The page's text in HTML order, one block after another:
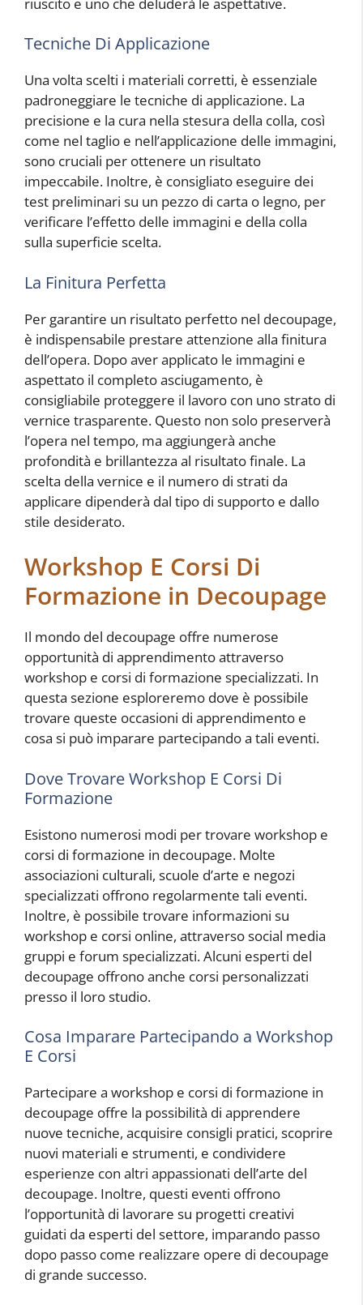
Tecniche Di Applicazione
Una volta scelti i materiali corretti, è essenziale
padroneggiare le tecniche di applicazione. La
precisione e la cura nella stesura della colla, così
come nel taglio e nell’applicazione delle immagini,
sono cruciali per ottenere un risultato
impeccabile. Inoltre, è consigliato eseguire dei
test preliminari su un pezzo di carta o legno, per
verificare l’effetto delle immagini e della colla
sulla superficie scelta.
La Finitura Perfetta
Per garantire un risultato perfetto nel decoupage,
è indispensabile prestare attenzione alla finitura
dell’opera. Dopo aver applicato le immagini e
aspettato il completo asciugamento, è
consigliabile proteggere il lavoro con uno strato di
vernice trasparente. Questo non solo preserverà
l’opera nel tempo, ma aggiungerà anche
profondità e brillantezza al risultato finale. La
scelta della vernice e il numero di strati da
applicare dipenderà dal tipo di supporto e dallo
stile desiderato.
Workshop E Corsi Di
Formazione in Decoupage
Il mondo del decoupage offre numerose
opportunità di apprendimento attraverso
workshop e corsi di formazione specializzati. In
questa sezione esploreremo dove è possibile
trovare queste occasioni di apprendimento e
cosa si può imparare partecipando a tali eventi.
Dove Trovare Workshop E Corsi Di
Formazione
Esistono numerosi modi per trovare workshop e
corsi di formazione in decoupage. Molte
associazioni culturali, scuole d’arte e negozi
specializzati offrono regolarmente tali eventi.
Inoltre, è possibile trovare informazioni su
workshop e corsi online, attraverso social media
gruppi e forum specializzati. Alcuni esperti del
decoupage offrono anche corsi personalizzati
presso il loro studio.
Cosa Imparare Partecipando a Workshop
E Corsi
Partecipare a workshop e corsi di formazione in
decoupage offre la possibilità di apprendere
nuove tecniche, acquisire consigli pratici, scoprire
nuovi materiali e strumenti, e condividere
esperienze con altri appassionati dell’arte del
decoupage. Inoltre, questi eventi offrono
l’opportunità di lavorare su progetti creativi
guidati da esperti del settore, imparando passo
dopo passo come realizzare opere di decoupage
di grande successo.